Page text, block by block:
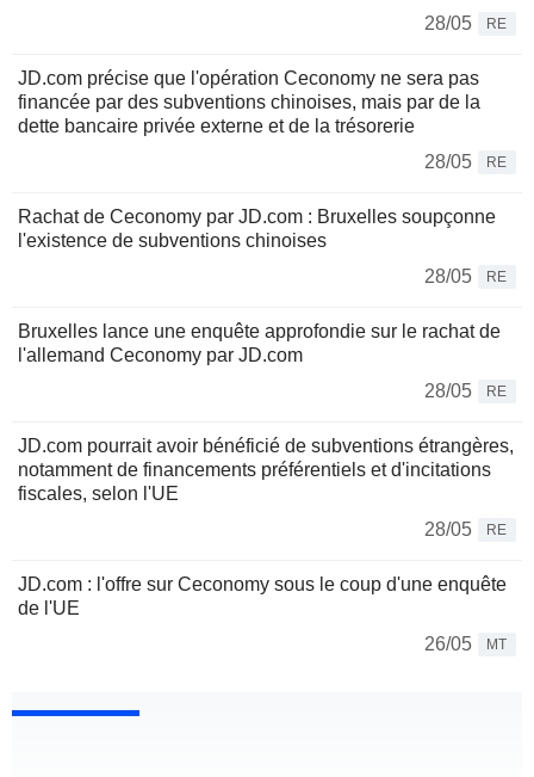
28/05
RE
JD.com précise que l'opération Ceconomy ne sera pas
financée par des subventions chinoises, mais par de la
dette bancaire privée externe et de la trésorerie
28/05
RE
Rachat de Ceconomy par JD.com : Bruxelles soupçonne
l'existence de subventions chinoises
28/05
RE
Bruxelles lance une enquête approfondie sur le rachat de
l'allemand Ceconomy par JD.com
28/05
RE
JD.com pourrait avoir bénéficié de subventions étrangères,
notamment de financements préférentiels et d'incitations
fiscales, selon l'UE
28/05
RE
JD.com : l'offre sur Ceconomy sous le coup d'une enquête
de l'UE
26/05
MT